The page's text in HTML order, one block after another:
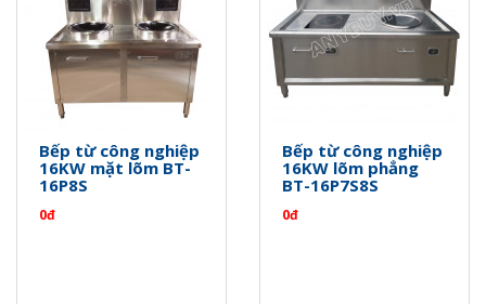
Bếp từ công nghiệp
16KW mặt lõm BT-
16P8S
0đ
Bếp từ công nghiệp
16KW lõm phẳng
BT-16P7S8S
0đ